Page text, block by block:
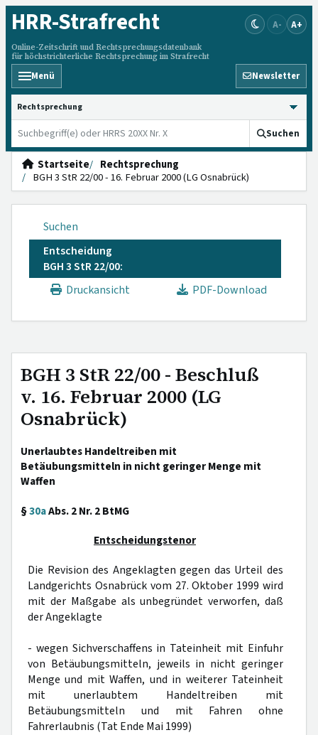
HRR-Strafrecht
Online-Zeitschrift und Rechtsprechungsdatenbank
für höchstrichterliche Rechtsprechung im Strafrecht
A- A+
Menü Newsletter
HRRS durchsuchen
Suchen
Startseite
Rechtsprechung
BGH 3 StR 22/00 - 16. Februar 2000 (LG Osnabrück)
Suchen
Entscheidung
BGH 3 StR 22/00:
Druckansicht
PDF-Download
BGH 3 StR 22/00 - Beschluß
v. 16. Februar 2000 (LG
Osnabrück)
Unerlaubtes Handeltreiben mit
Betäubungsmitteln in nicht geringer Menge mit
Waffen
§30aAbs. 2 Nr. 2 BtMG
Entscheidungstenor
Die Revision des Angeklagten gegen das Urteil des
Landgerichts Osnabrück vom 27. Oktober 1999 wird
mit der Maßgabe als unbegründet verworfen, daß
der Angeklagte
- wegen Sichverschaffens in Tateinheit mit Einfuhr
von Betäubungsmitteln, jeweils in nicht geringer
Menge und mit Waffen, und in weiterer Tateinheit
mit unerlaubtem Handeltreiben mit
Betäubungsmitteln und mit Fahren ohne
Fahrerlaubnis (Tat Ende Mai 1999)